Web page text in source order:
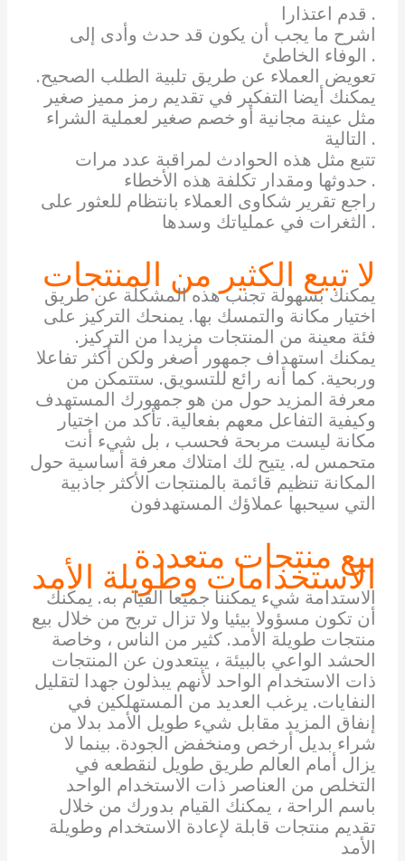
قدم اعتذارا .
اشرح ما يجب أن يكون قد حدث وأدى إلى
الوفاء الخاطئ .
تعويض العملاء عن طريق تلبية الطلب الصحيح.
يمكنك أيضا التفكير في تقديم رمز مميز صغير
مثل عينة مجانية أو خصم صغير لعملية الشراء
التالية .
تتبع مثل هذه الحوادث لمراقبة عدد مرات
حدوثها ومقدار تكلفة هذه الأخطاء .
راجع تقرير شكاوى العملاء بانتظام للعثور على
الثغرات في عملياتك وسدها .
لا تبيع الكثير من المنتجات
يمكنك بسهولة تجنب هذه المشكلة عن طريق
اختيار مكانة والتمسك بها. يمنحك التركيز على
فئة معينة من المنتجات مزيدا من التركيز.
يمكنك استهداف جمهور أصغر ولكن أكثر تفاعلا
وربحية. كما أنه رائع للتسويق. ستتمكن من
معرفة المزيد حول من هو جمهورك المستهدف
وكيفية التفاعل معهم بفعالية. تأكد من اختيار
مكانة ليست مربحة فحسب ، بل شيء أنت
متحمس له. يتيح لك امتلاك معرفة أساسية حول
المكانة تنظيم قائمة بالمنتجات الأكثر جاذبية
التي سيحبها عملاؤك المستهدفون
بيع منتجات متعددة
الاستخدامات وطويلة الأمد
الاستدامة شيء يمكننا جميعا القيام به. يمكنك
أن تكون مسؤولا بيئيا ولا تزال تربح من خلال بيع
منتجات طويلة الأمد. كثير من الناس ، وخاصة
الحشد الواعي بالبيئة ، يبتعدون عن المنتجات
ذات الاستخدام الواحد لأنهم يبذلون جهدا لتقليل
النفايات. يرغب العديد من المستهلكين في
إنفاق المزيد مقابل شيء طويل الأمد بدلا من
شراء بديل أرخص ومنخفض الجودة. بينما لا
يزال أمام العالم طريق طويل لنقطعه في
التخلص من العناصر ذات الاستخدام الواحد
باسم الراحة ، يمكنك القيام بدورك من خلال
تقديم منتجات قابلة لإعادة الاستخدام وطويلة
الأمد